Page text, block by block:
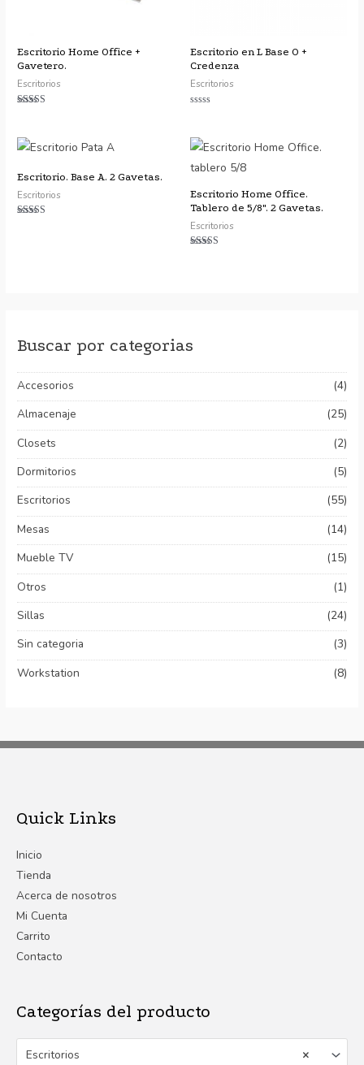
Buscar por categorias
Accesorios
(4)
Almacenaje
(25)
Closets
(2)
Dormitorios
(5)
Escritorios
(55)
Mesas
(14)
Mueble TV
(15)
Otros
(1)
Sillas
(24)
Sin categoria
(3)
Workstation
(8)
Escritorio Home Office +
Gavetero.
Escritorios
de 5
Escritorio en L Base O +
Credenza
Escritorios
de
5
Escritorio. Base A. 2 Gavetas.
Escritorios
Escritorio Home Office.
Tablero de 5/8″. 2 Gavetas.
Escritorios
Quick Links
Inicio
Tienda
Acerca de nosotros
Mi Cuenta
Carrito
Contacto
Categorías del producto
×
Escritorios